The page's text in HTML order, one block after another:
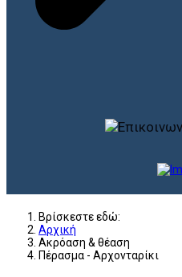
Βρίσκεστε εδώ:
Αρχική
Ακρόαση & θέαση
Πέρασμα - Αρχονταρίκι